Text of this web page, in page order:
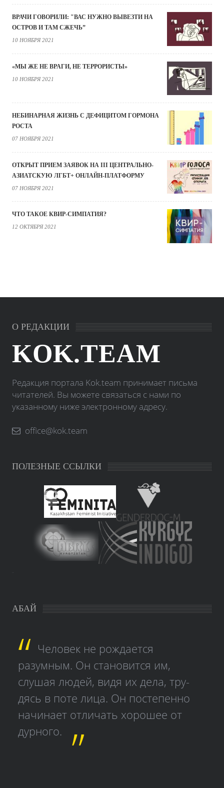
ВРАЧИ ГОВОРИЛИ: "ВАС НУЖНО ВЫВЕЗТИ НА
ОСТРОВ И ТАМ СЖЕЧЬ”
10 НОЯБРЯ 2021
«МЫ ЖЕ НЕ ВРАГИ, НЕ ТЕРРОРИСТЫ»
10 НОЯБРЯ 2021
НЕБИНАРНАЯ ЖИЗНЬ С ДЕФИЦИТОМ ГОРМОНА
РОСТА
07 НОЯБРЯ 2021
ОТКРЫТ ПРИЕМ ЗАЯВОК НА III ЦЕНТРАЛЬНО-
АЗИАТСКУЮ ЛГБТ+ ОНЛАЙН-ПЛАТФОРМУ
07 НОЯБРЯ 2021
ЧТО ТАКОЕ КВИР-СИМПАТИЯ?
12 ОКТЯБРЯ 2021
О РЕДАКЦИИ
KOK.TEAM
Редакция портала Kok.team принимает письма
читателей. Вы можете связаться с нами по
указанному ниже электронному адресу.
office@kok.team
ПОЛЕЗНЫЕ ССЫЛКИ
АБАЙ
Человек не рождается
разумным. Он становится им,
слушая людей, видя их дела, тру­
дясь в поте лица. Он постепенно
начинает отличать хорошее от
дурного.